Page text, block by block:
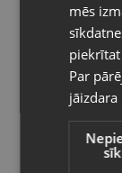
Stāvoklis
310.00€
€ /
Vietnes
valodā
Valsts
mēs
Par
jāizdara